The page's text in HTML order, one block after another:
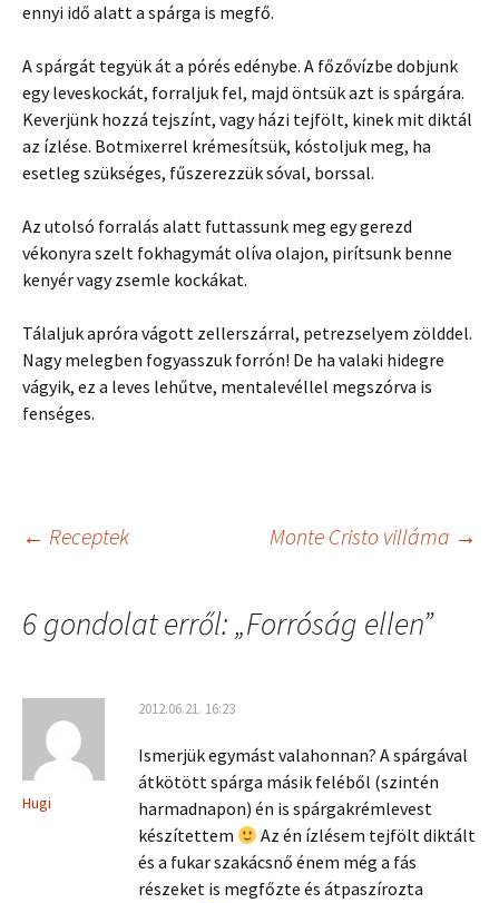
ennyi idő alatt a spárga is megfő.
A spárgát tegyük át a pórés edénybe. A főzővízbe dobjunk
egy leveskockát, forraljuk fel, majd öntsük azt is spárgára.
Keverjünk hozzá tejszínt, vagy házi tejfölt, kinek mit diktál
az ízlése. Botmixerrel krémesítsük, kóstoljuk meg, ha
esetleg szükséges, fűszerezzük sóval, borssal.
Az utolsó forralás alatt futtassunk meg egy gerezd
vékonyra szelt fokhagymát olíva olajon, pirítsunk benne
kenyér vagy zsemle kockákat.
Tálaljuk apróra vágott zellerszárral, petrezselyem zölddel.
Nagy melegben fogyasszuk forrón! De ha valaki hidegre
vágyik, ez a leves lehűtve, mentalevéllel megszórva is
fenséges.
Bejegyzés
navigáció
← Receptek Monte Cristo villáma →
6 gondolat erről: „Forróság ellen”
Hugi
2012.06.21. 16:23
Ismerjük egymást valahonnan? A spárgával
átkötött spárga másik feléből (szintén
harmadnapon) én is spárgakrémlevest
készítettem
Az én ízlésem tejfölt diktált
és a fukar szakácsnő énem még a fás
részeket is megfőzte és átpaszírozta